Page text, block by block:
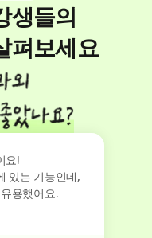
생들의
펴보세요
요!
있는 기능인데,
용했어요.